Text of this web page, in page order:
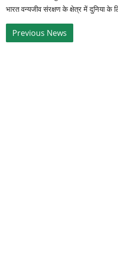
भारत वन्यजीव संरक्षण के क्षेत्र में दुनिया